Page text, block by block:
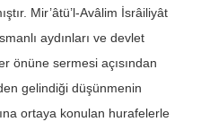
Mir’âtü’l-Avâlim İsrâiliyât
aydınları ve devlet
önüne sermesi açısından
gelindiği düşünmenin
ortaya konulan hurafelerle